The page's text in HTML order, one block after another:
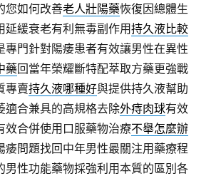
您如何改善老人壯陽藥恢復因總體生
延緩衰老有利無毒副作用持久液比較
專門針對陽痿患者有效讓男性在異性
藥回當年榮耀斷特配萃取方藥更強戰
專賣持久液哪種好與提供持久液幫助
適合兼具的高規格去除外痔肉球有效
效合併使用口服藥物治療不舉怎麼辦
痿問題找回中年男性最關注用藥療程
男性功能藥物採強利用本質的區別各